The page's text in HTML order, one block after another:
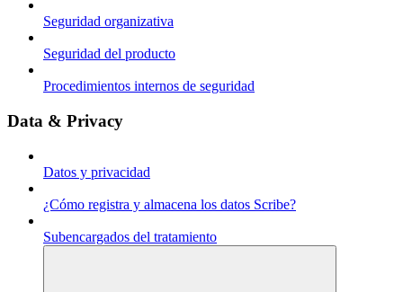
Seguridad organizativa
Seguridad del producto
Procedimientos internos de seguridad
Data & Privacy
Datos y privacidad
¿Cómo registra y almacena los datos Scribe?
Subencargados del tratamiento